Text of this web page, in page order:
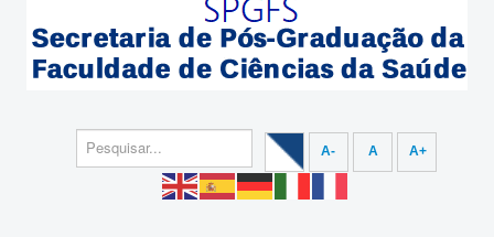
Acesso à informação
Legislação
Canais
Graduação
Pós-Graduação
Administração
A- A A+